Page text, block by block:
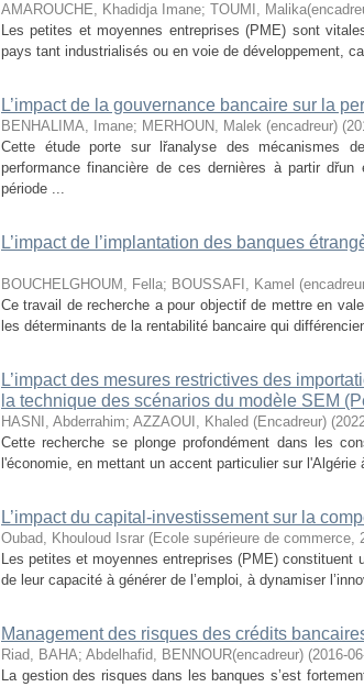
AMAROUCHE, Khadidja Imane; TOUMI,
Les petites et moyennes entreprises (PME) sont
pays tant industrialisés ou en voie de développement,
L’impact de la gouvernance bancaire sur la
BENHALIMA, Imane; MERHOUN, Malek (encadreur) (
Cette étude porte sur lřanalyse des mécanismes
performance financière de ces dernières à partir
période ...
L’impact de l’implantation des banques
BOUCHELGHOUM, Fella; BOUSSAFI, Kamel
Ce travail de recherche a pour objectif de mettre en
les déterminants de la rentabilité bancaire qui
L’impact des mesures restrictives des
la technique des scénarios du modèle SEM
HASNI, Abderrahim; AZZAOUI, Khaled (Encadreur) (
Cette recherche se plonge profondément dans les
l'économie, en mettant un accent particulier sur
L’impact du capital-investissement sur la
Oubad, Khouloud Israr (Ecole supérieure de commerce,
Les petites et moyennes entreprises (PME) constituent
de leur capacité à générer de l’emploi, à dynamiser
Management des risques des crédits
Riad, BAHA; Abdelhafid, BENNOUR(encadreur) (2016-
La gestion des risques dans les banques s’est